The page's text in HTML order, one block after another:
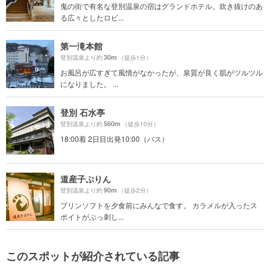
鬼の街で有名な登別温泉の宿はグランドホテル。吹き抜けのあ
る広々としたロビ...
第一滝本館
登別温泉より約30m （徒歩1分）
お風呂が広すぎて風情がなかったが、泉質が良く肌がツルツル
になりました。 ...
登別 石水亭
登別温泉より約560m （徒歩10分）
18:00着 2日目出発10:00（バス）
道産子ぷりん
登別温泉より約90m （徒歩2分）
プリンソフトを夕食前にみんなで食す。 カラメルが入ったス
ポイトがぶっ刺し...
このスポットが紹介されている記事